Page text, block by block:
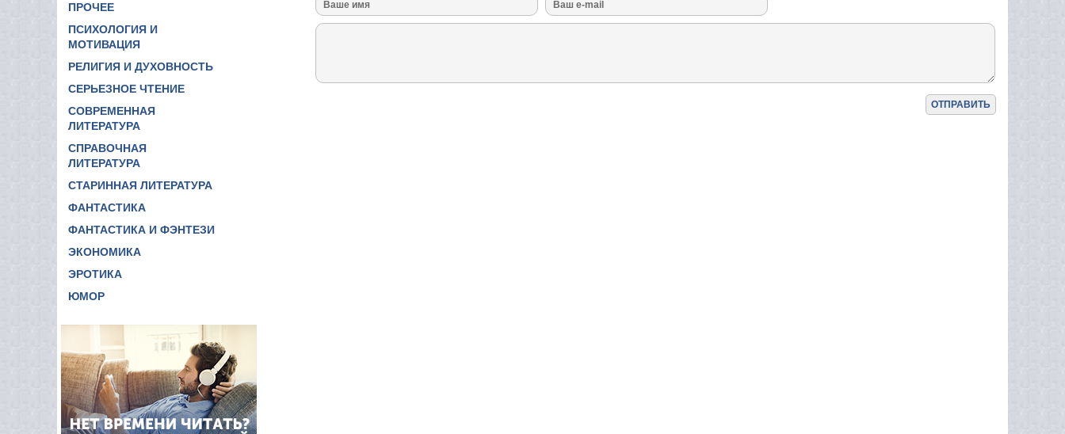
ПРОЧЕЕ
ПСИХОЛОГИЯ И
МОТИВАЦИЯ
РЕЛИГИЯ И ДУХОВНОСТЬ
СЕРЬЕЗНОЕ ЧТЕНИЕ
СОВРЕМЕННАЯ
ЛИТЕРАТУРА
СПРАВОЧНАЯ
ЛИТЕРАТУРА
СТАРИННАЯ ЛИТЕРАТУРА
ФАНТАСТИКА
ФАНТАСТИКА И ФЭНТЕЗИ
ЭКОНОМИКА
ЭРОТИКА
ЮМОР